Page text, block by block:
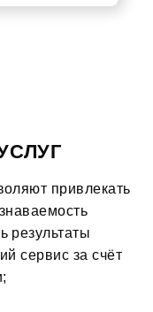
привлекать
результаты
сервис за счёт